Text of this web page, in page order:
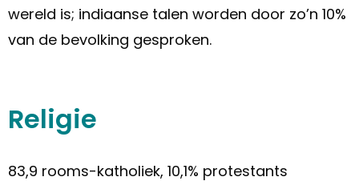
wereld is; indiaanse talen worden door zo’n 10%
van de bevolking gesproken.
Religie
83,9 rooms-katholiek, 10,1% protestants